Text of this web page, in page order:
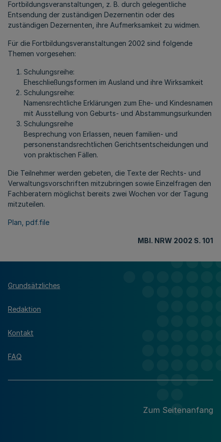
Fortbildungsveranstaltungen, z. B. durch gelegentliche
Entsendung der zuständigen Dezernentin oder des
zuständigen Dezernenten, ihre Aufmerksamkeit zu widmen.
Für die Fortbildungsveranstaltungen 2002 sind folgende
Themen vorgesehen:
Schulungsreihe:
Eheschließungsformen im Ausland und ihre Wirksamkeit
Schulungsreihe:
Namensrechtliche Erklärungen zum Ehe- und Kindesnamen
mit Ausstellung von Geburts- und Abstammungsurkunden
Schulungsreihe
Besprechung von Erlassen, neuen familien- und
personenstandsrechtlichen Gerichtsentscheidungen und
von praktischen Fällen.
Die Teilnehmer werden gebeten, die Texte der Rechts- und
Verwaltungsvorschriften mitzubringen sowie Einzelfragen den
Fachberatern möglichst bereits zwei Wochen vor der Tagung
mitzuteilen.
Plan, pdf.file
MBl. NRW 2002 S. 101
Grundsätzliches
Redaktion
Kontakt
FAQ
Zum Seitenanfang